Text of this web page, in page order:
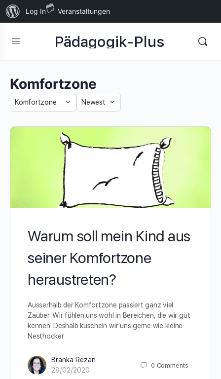
Über
WordPress
Log In Veranstaltungen
Pädagogik-Plus
Komfortzone
Category
Sort
Warum soll mein Kind aus
seiner Komfortzone
heraustreten?
Ausserhalb der Komfortzone passiert ganz viel
Zauber. Wir fühlen uns wohl in Bereichen, die wir gut
kennen. Deshalb kuscheln wir uns gerne wie kleine
Nesthocker
Branka Rezan
28/02/2020
0 Comments